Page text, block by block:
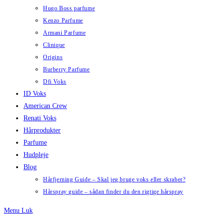
Hugo Boss parfume
Kenzo Parfume
Armani Parfume
Clinique
Origins
Burberry Parfume
Dfi Voks
ID Voks
American Crew
Renati Voks
Hårprodukter
Parfume
Hudpleje
Blog
Hårfjerning Guide – Skal jeg bruge voks eller skraber?
Hårspray guide – sådan finder du den rigtige hårspray
Menu Luk